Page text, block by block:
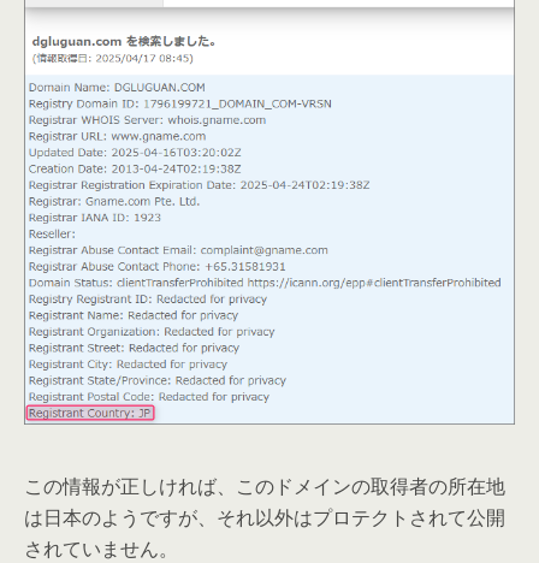
この情報が正しければ、このドメインの取得者の所在地
は日本のようですが、それ以外はプロテクトされて公開
されていません。